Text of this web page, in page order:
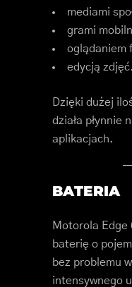
mediami
grami
oglądaniem
edycją zdjęć.
Dzięki dużej
działa płynnie
aplikacjach.
BATERIA
Motorola Edge
baterię o
bez problemu
intensywnego